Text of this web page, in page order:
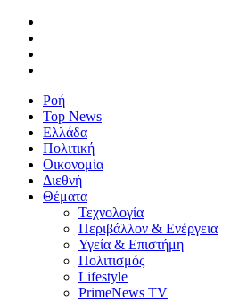
Ροή
Top News
Ελλάδα
Πολιτική
Οικονομία
Διεθνή
Θέματα
Τεχνολογία
Περιβάλλον & Ενέργεια
Υγεία & Επιστήμη
Πολιτισμός
Lifestyle
PrimeNews TV